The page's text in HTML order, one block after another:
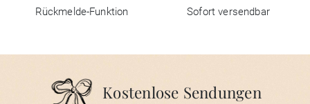
Rückmelde-Funktion Sofort versendbar
Kostenlose Sendungen